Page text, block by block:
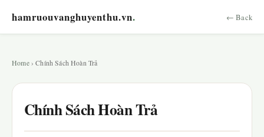
hamruouvanghuyenthu.vn. ← Back
Home› Chính Sách Hoàn Trả
Chính Sách Hoàn Trả